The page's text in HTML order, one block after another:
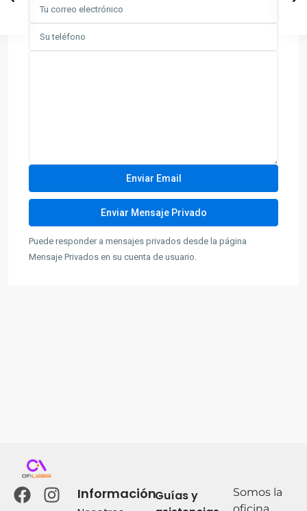
Puede responder a mensajes privados desde la página
Mensaje Privados en su cuenta de usuario.
InformaciónGuías y
Somos la